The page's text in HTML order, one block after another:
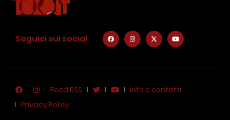
Seguici sui social
Feed RSS
Info e contatti
Privacy Policy